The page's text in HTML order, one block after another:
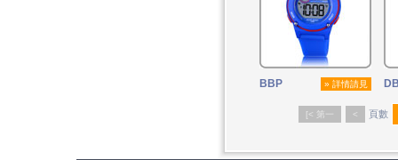
BBP » 詳情請見
[< 第一 < 頁數